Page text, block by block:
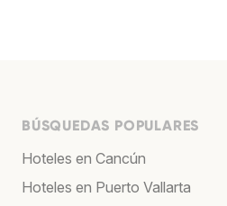
BÚSQUEDAS POPULARES
Hoteles en Cancún
Hoteles en Puerto Vallarta